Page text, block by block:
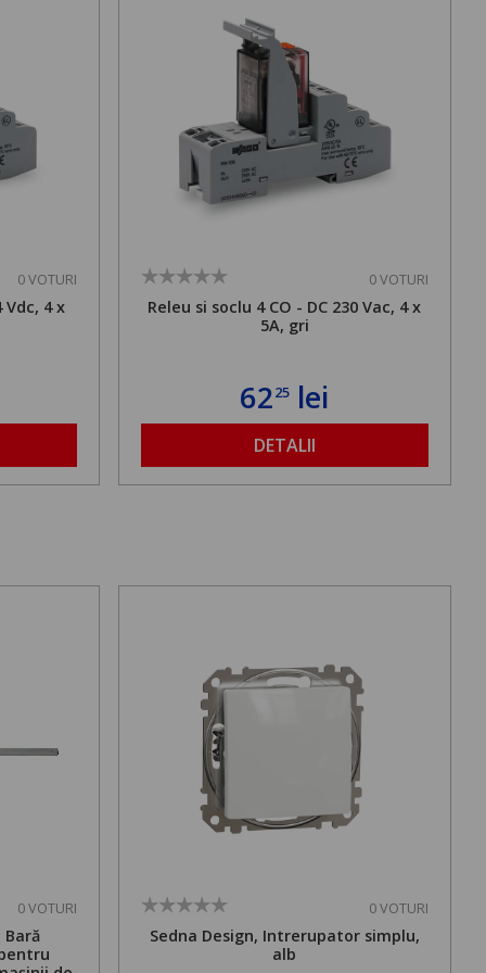
0 VOTURI
Vdc, 4 x
0 VOTURI
Releu si soclu 4 CO - DC 230 Vac, 4 x
5A, gri
6225 lei
DETALII
0 VOTURI 0 VOTURI
Sedna Design, Intrerupator simplu,
alb